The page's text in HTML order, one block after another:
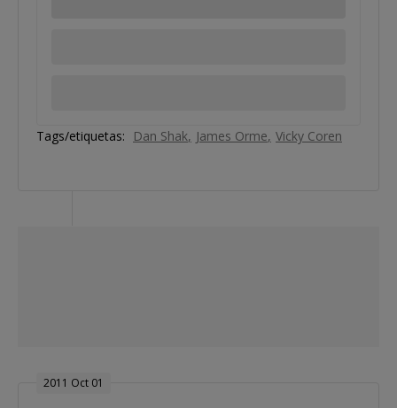
Tags/etiquetas: Dan Shak James Orme Vicky Coren
2011 Oct 01